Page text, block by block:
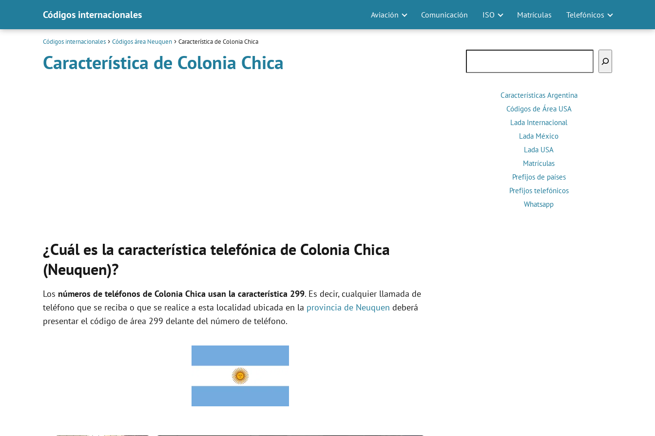
Códigos internacionales Aviación Comunicación ISO Matrículas Telefónicos
Códigos internacionales Códigos área Neuquen Característica de Colonia Chica
Característica de Colonia Chica
¿Cuál es la característica telefónica de Colonia Chica
(Neuquen)?
Los números de teléfonos de Colonia Chica usan la característica 299. Es decir, cualquier llamada de
teléfono que se reciba o que se realice a esta localidad ubicada en la provincia de Neuquen deberá
presentar el código de área 299 delante del número de teléfono.
Características Argentina
Códigos de Área USA
Lada Internacional
Lada México
Lada USA
Matrículas
Prefijos de países
Prefijos telefónicos
Whatsapp